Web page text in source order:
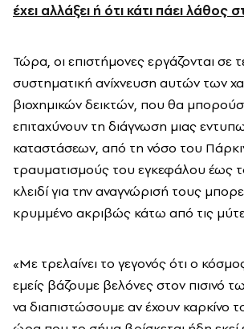
έχει αλλάξει ή ότι κάτι πάει λάθος
Τώρα, οι επιστήμονες εργάζονται σε
συστηματική ανίχνευση αυτών των
βιοχημικών δεικτών, που θα
επιταχύνουν τη διάγνωση μιας
καταστάσεων, από τη νόσο του
τραυματισμούς του εγκεφάλου έως
κλειδί για την αναγνώρισή τους
κρυμμένο ακριβώς κάτω από τις
«Με τρελαίνει το γεγονός ότι ο
εμείς βάζουμε βελόνες στον πισινό
να διαπιστώσουμε αν έχουν καρκίνο